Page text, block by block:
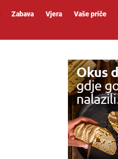
Zabava Vjera Vaše priče